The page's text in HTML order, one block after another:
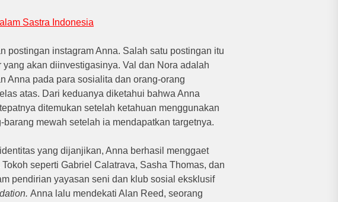
Sastra Indonesia
postingan instagram Anna. Salah satu postingan itu
akan diinvestigasinya. Val dan Nora adalah
Anna pada para sosialita dan orang-orang
atas. Dari keduanya diketahui bahwa Anna
ditemukan setelah ketahuan menggunakan
mewah setelah ia mendapatkan targetnya.
yang dijanjikan, Anna berhasil menggaet
Tokoh seperti Gabriel Calatrava, Sasha Thomas, dan
pendirian yayasan seni dan klub sosial eksklusif
Anna lalu mendekati Alan Reed, seorang